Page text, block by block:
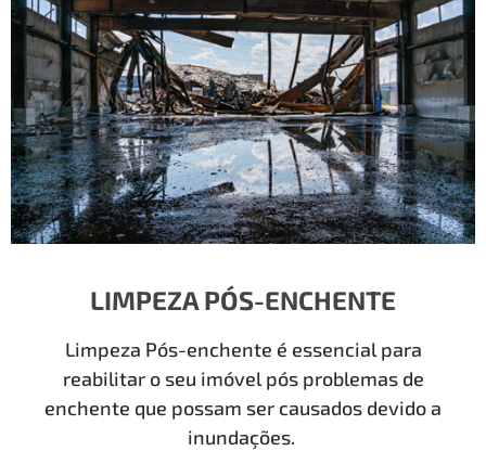
LIMPEZA PÓS-ENCHENTE
Limpeza Pós-enchente é essencial para
reabilitar o seu imóvel pós problemas de
enchente que possam ser causados devido a
inundações.